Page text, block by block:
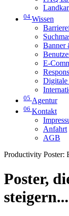
04 Wissen
Banner
E-
Digitale
05 Agentur
06 Kontakt
Anfahrt
AGB
Productivity Poster:
Poster,
steigern...